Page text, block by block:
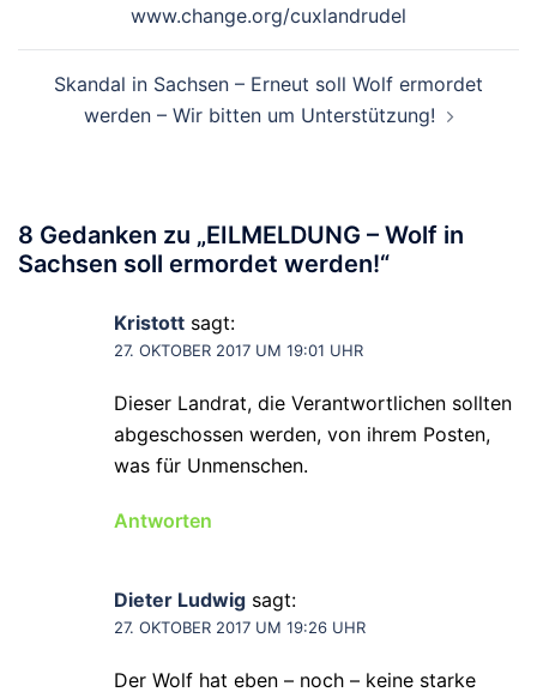
www.change.org/cuxlandrudel
Skandal in Sachsen – Erneut soll Wolf ermordet
werden – Wir bitten um Unterstützung!
8 Gedanken zu „EILMELDUNG – Wolf in
Sachsen soll ermordet werden!“
Kristott sagt:
27. OKTOBER 2017 UM 19:01 UHR
Dieser Landrat, die Verantwortlichen sollten
abgeschossen werden, von ihrem Posten,
was für Unmenschen.
Antworten
Dieter Ludwig sagt:
27. OKTOBER 2017 UM 19:26 UHR
Der Wolf hat eben – noch – keine starke